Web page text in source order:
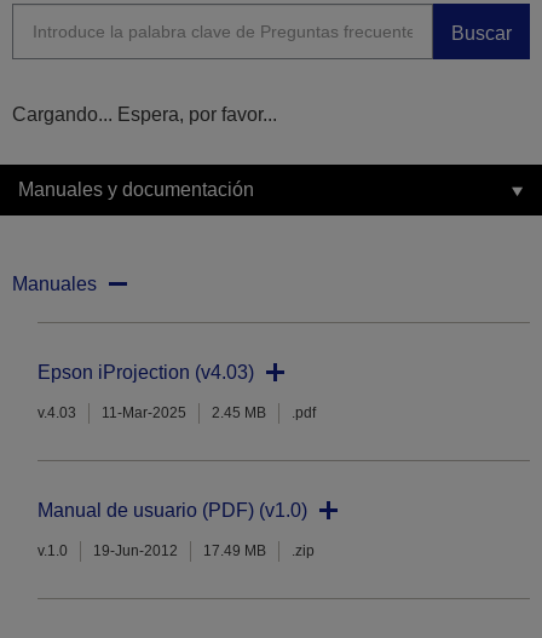
Buscar
Cargando... Espera, por favor...
Manuales y documentación
Manuales
Epson iProjection (v4.03)
v.4.03 11-Mar-2025 2.45 MB .pdf
Manual de usuario (PDF) (v1.0)
v.1.0 19-Jun-2012 17.49 MB .zip